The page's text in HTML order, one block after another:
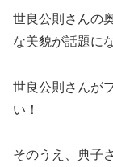
世良公則さんの
な美貌が話題に
世良公則さんが
い！
そのうえ、典子